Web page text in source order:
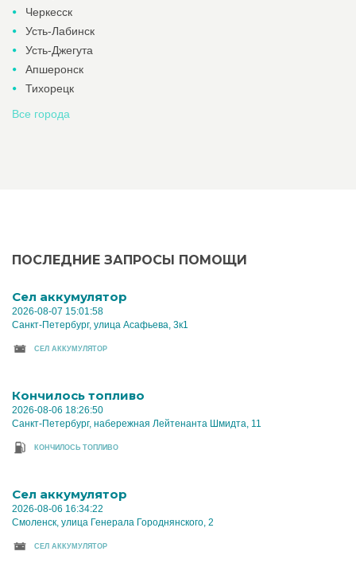
Черкесск
Усть-Лабинск
Усть-Джегута
Апшеронск
Тихорецк
Все города
ПОСЛЕДНИЕ ЗАПРОСЫ ПОМОЩИ
Cел аккумулятор
2026-08-07 15:01:58
Санкт-Петербург, улица Асафьева, 3к1
CЕЛ АККУМУЛЯТОР
Кончилось топливо
2026-08-06 18:26:50
Санкт-Петербург, набережная Лейтенанта Шмидта, 11
КОНЧИЛОСЬ ТОПЛИВО
Cел аккумулятор
2026-08-06 16:34:22
Смоленск, улица Генерала Городнянского, 2
CЕЛ АККУМУЛЯТОР